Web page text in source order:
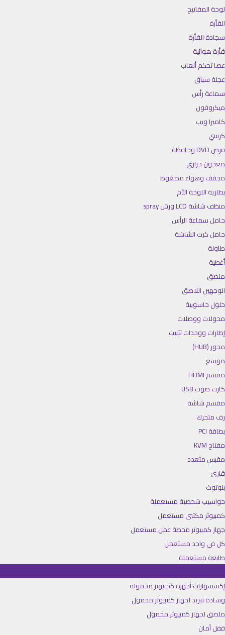
لوحة المفاتيح
الفأرة
سجادة الفأرة
فأرة هوائية
عصا تحكم ألعاب
عجلة سباق
سماعة رأس
ميكروفون
كاميرا ويب
كرسي
قرص DVD وحافظة
معجون حراري
مجفف وهواء مضغوط
بطارية اللوحة الأم
منظف شاشة LCD ورش spray
حامل سماعة الرأس
حامل كرت الشاشة
طاولة
أغطية
ملصق
الوجهين اللاصق
حلول حاسوبية
محولات ووصلات
إطارات ووحدات تثبيت
محور (HUB)
موسع
مقسم HDMI
كارت صوت USB
مقسم شاشة
رف متحرك
بطاقة PCI
مفتاح KVM
مقبس متعدد
قارئ
بلوتوث
حواسيب شخصية مستعملة
كمبيوتر مكتبى مستعمل
جهاز كمبيوتر محطة عمل مستعمل
كل في واحد مستعمل
طابعة مستعملة
إكسسوارات أجهزة كمبيوتر محمولة
وسادة تبريد لجهاز كمبيوتر محمول
ملصق لجهاز كمبيوتر محمول
قفل أمان